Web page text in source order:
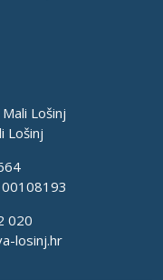
Lošinj
Lošinj
020
losinj.hr